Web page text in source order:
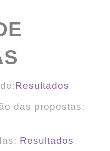
Resultados
das propostas:
Resultados